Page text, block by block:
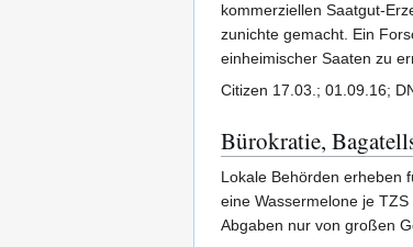
kommerziellen Saatgut-
zunichte gemacht. Ein
einheimischer Saaten zu
Citizen 17.03.; 01.09.16;
Bürokratie,
Lokale Behörden erheben
eine Wassermelone je
Abgaben nur von großen